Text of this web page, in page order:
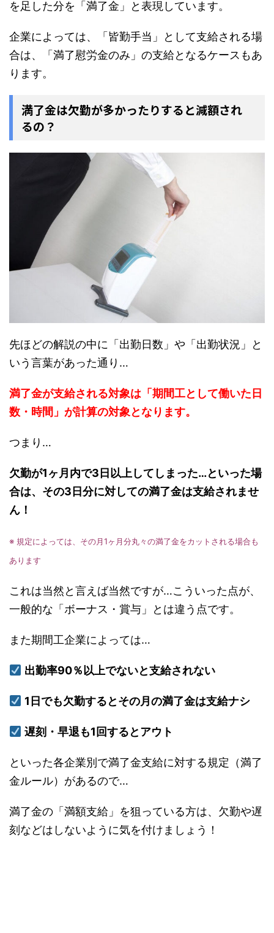
を足した分を「満了金」と表現しています。
企業によっては、「皆勤手当」として支給される場
合は、「満了慰労金のみ」の支給となるケースもあ
ります。
満了金は欠勤が多かったりすると減額され
るの？
先ほどの解説の中に「出勤日数」や「出勤状況」と
いう言葉があった通り…
満了金が支給される対象は「期間工として働いた日
数・時間」が計算の対象となります。
つまり…
欠勤が1ヶ月内で3日以上してしまった…といった場
合は、その3日分に対しての満了金は支給されませ
ん！
※ 規定によっては、その月1ヶ月分丸々の満了金をカットされる場合も
あります
これは当然と言えば当然ですが…こういった点が、
一般的な「ボーナス・賞与」とは違う点です。
また期間工企業によっては…
出勤率90％以上でないと支給されない
1日でも欠勤するとその月の満了金は支給ナシ
遅刻・早退も1回するとアウト
といった各企業別で満了金支給に対する規定（満了
金ルール）があるので…
満了金の「満額支給」を狙っている方は、欠勤や遅
刻などはしないように気を付けましょう！